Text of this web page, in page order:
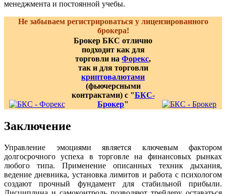
менеджмента и постоянной учебы.
Не забываем регистрироваться у лицензированного
брокера!
Брокер БКС отлично
подходит как для
торговли на Форекс,
так и для торговли
криптовалютами
(фьючерсными
контрактами) с "БКС-
Брокер"
Заключение
Управление эмоциями является ключевым фактором
долгосрочного успеха в торговле на финансовых рынках
любого типа. Применение описанных техник дыхания,
ведение дневника, установка лимитов и работа с психологом
создают прочный фундамент для стабильной прибыли.